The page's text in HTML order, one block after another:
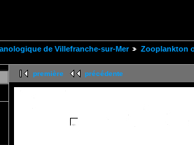
de Villefranche-sur-Mer
Zooplankton
première précédente